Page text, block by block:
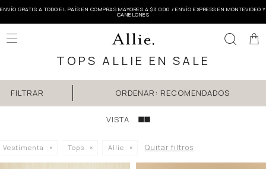
ENVÍO GRATIS A TODO EL PAÍS EN COMPRAS MAYORES A $3.000 / ENVÍO EXPRESS EN MONTEVIDEO Y
CANELONES

TOPS ALLIE EN SALE
RECOMENDADOS
Vestimenta Tops Allie Quitar filtros